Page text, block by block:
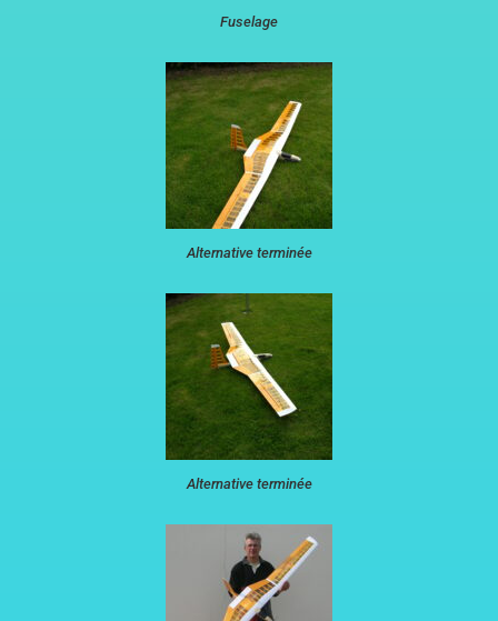
Fuselage
Alternative terminée
Alternative terminée